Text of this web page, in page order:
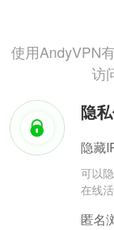
使用AndyVPN
访
隐
隐藏
可以
在线活
匿名